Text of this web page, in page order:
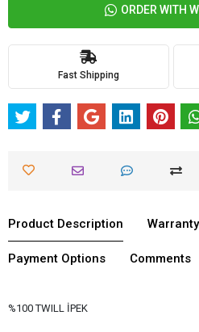
ORDER WITH
Fast Shipping
Product Description
Payment Options Comments
%100 TWILL İPEK